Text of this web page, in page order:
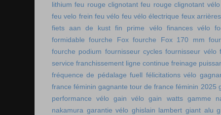
lithium feu rouge clignotant feu rouge clignotant vélo
feu velo frein feu vélo feu vélo électrique feux
fiets aan de kust fin prime vélo finances vélo
formidable fourche Fox fourche Fox 170 mm
fourche podium fournisseur cycles fournisseur vélo
service franchissement ligne continue freinage
fréquence de pédalage fuell félicitations vélo
france féminin gagnante tour de france féminin 2025
performance vélo
gain vélo gain watts gamme
nakamura garantie vélo ghislain lambert giant alu